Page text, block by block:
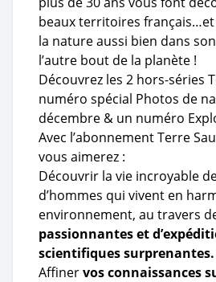
beaux territoires
la nature aussi bien dans
l’autre bout de la planète !
Découvrez les 2 hors-séries
numéro spécial Photos de
décembre & un numéro
Avec l’abonnement Terre
vous aimerez :
Découvrir la vie incroyable
d’hommes qui vivent en
environnement, au travers
passionnantes et
scientifiques surprenantes.
Affinervos connaissances